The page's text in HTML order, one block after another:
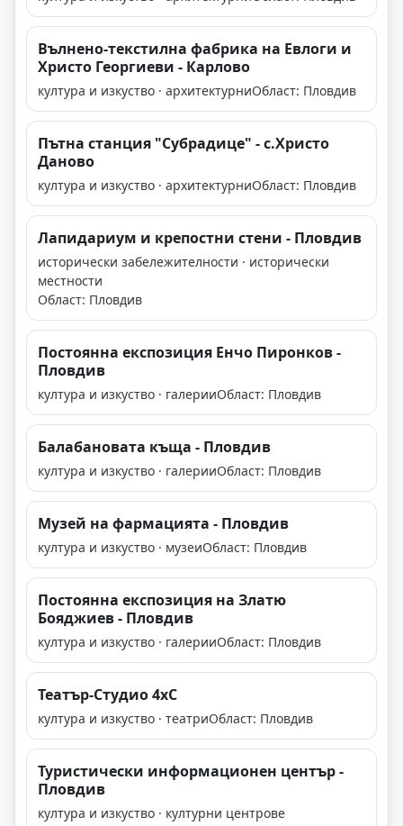
Вълнено-текстилна фабрика на Евлоги и
Христо Георгиеви - Карлово
култура и изкуство · архитектурниОбласт: Пловдив
Пътна станция "Субрадице" - с.Христо
Даново
култура и изкуство · архитектурниОбласт: Пловдив
Лапидариум и крепостни стени - Пловдив
исторически забележителности · исторически
местности
Област: Пловдив
Постоянна експозиция Енчо Пиронков -
Пловдив
култура и изкуство · галерииОбласт: Пловдив
Балабановата къща - Пловдив
култура и изкуство · галерииОбласт: Пловдив
Музей на фармацията - Пловдив
култура и изкуство · музеиОбласт: Пловдив
Постоянна експозиция на Златю
Бояджиев - Пловдив
култура и изкуство · галерииОбласт: Пловдив
Театър-Студио 4хC
култура и изкуство · театриОбласт: Пловдив
Туристически информационен център -
Пловдив
култура и изкуство · културни центрове